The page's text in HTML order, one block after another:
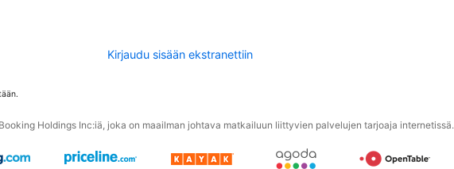
Kirjaudu sisään ekstranettiin
Holdings Inc:iä, joka on maailman johtava matkailuun liittyvien palvelujen tarjoaja internetissä.